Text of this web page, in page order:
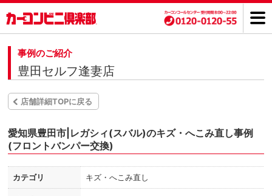
事例のご紹介
豊田セルフ逢妻店
店舗詳細TOPに戻る
愛知県豊田市|レガシィ(スバル)のキズ・へこみ直し事例
(フロントバンパー交換)
カテゴリ キズ・へこみ直し